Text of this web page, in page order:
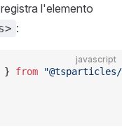
l'elemento
:
javascript
} from "@tsparticles/